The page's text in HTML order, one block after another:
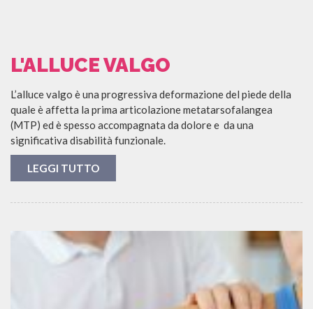
L'ALLUCE VALGO
L’alluce valgo è una progressiva deformazione del piede della
quale è affetta la prima articolazione metatarsofalangea
(MTP) ed è spesso accompagnata da dolore e da una
significativa disabilità funzionale.
LEGGI TUTTO